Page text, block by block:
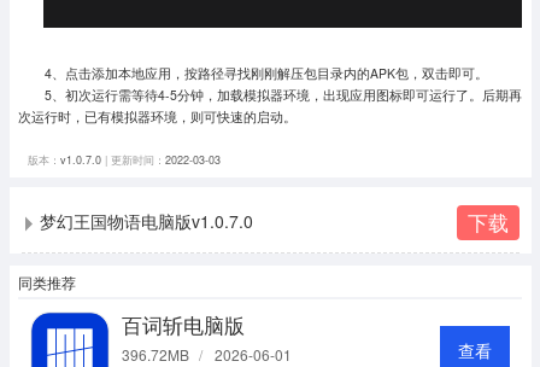
4、点击添加本地应用，按路径寻找刚刚解压包目录内的APK包，双击即可。
5、初次运行需等待4-5分钟，加载模拟器环境，出现应用图标即可运行了。
后期再
次运行时，已有模拟器环境，则可快速的启动。
版本： v1.0.7.0| 更新时间： 2022-03-03
梦幻王国物语电脑版v1.0.7.0 下载
同类推荐
百词斩电脑版
396.72MB / 2026-06-01 查看